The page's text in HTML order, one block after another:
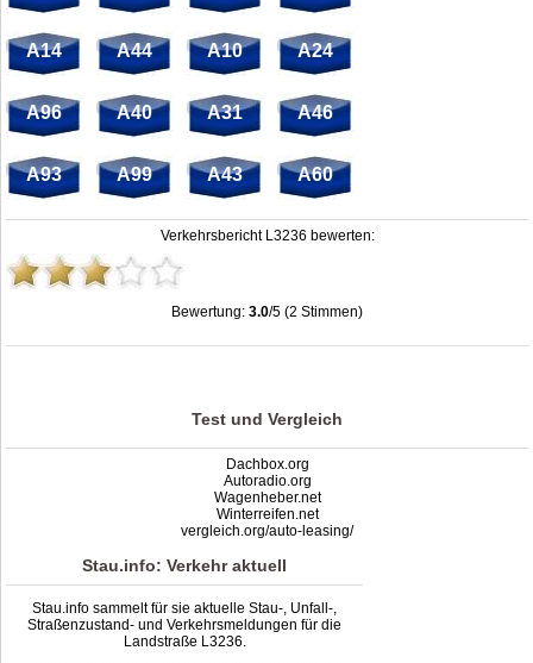
A14 A44 A10 A24
A96 A40 A31 A46
A93 A99 A43 A60
Verkehrsbericht L3236 bewerten:
Bewertung:3.0/5 (2 Stimmen)
Stau L3236: Unfälle, Sperrung & Baustellen | Staumelder L3236 ,3.0out of5
Test und Vergleich
Dachbox.org
Autoradio.org
Wagenheber.net
Winterreifen.net
vergleich.org/auto-leasing/
Stau.info: Verkehr aktuell
Stau.info sammelt für sie aktuelle Stau-, Unfall-,
Straßenzustand- und Verkehrsmeldungen für die
Landstraße L3236.